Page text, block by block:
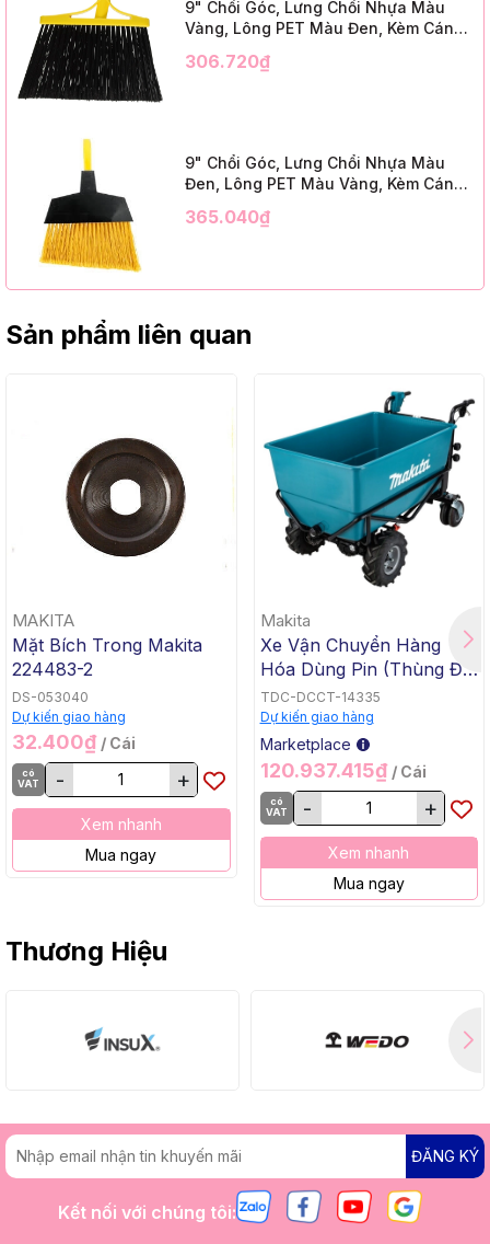
9" Chổi Góc, Lưng Chổi Nhựa Màu
Vàng, Lông PET Màu Đen, Kèm Cán
12 Bộ/Thùng (9" Angle Broom, Yellow
306.720₫
9" Chổi Góc, Lưng Chổi Nhựa Màu
Đen, Lông PET Màu Vàng, Kèm Cán
12 Bộ/Thùng (9" Angle Broom, Black
365.040₫
Sản phẩm liên quan
MAKITA
Mặt Bích Trong Makita
224483-2
DS-053040
Dự kiến giao hàng
32.400₫ / Cái
có
VAT
- +
Xem nhanh
Mua ngay
Makita
Xe Vận Chuyển Hàng
Hóa Dùng Pin (Thùng Đế
Bằng, BL, 18Vx2) Makita
DCU605Z
TDC-DCCT-14335
Dự kiến giao hàng
Marketplace
120.937.415₫ / Cái
có
VAT
- +
Xem nhanh
Mua ngay
Thương Hiệu
ĐĂNG KÝ
Kết nối với chúng tôi: